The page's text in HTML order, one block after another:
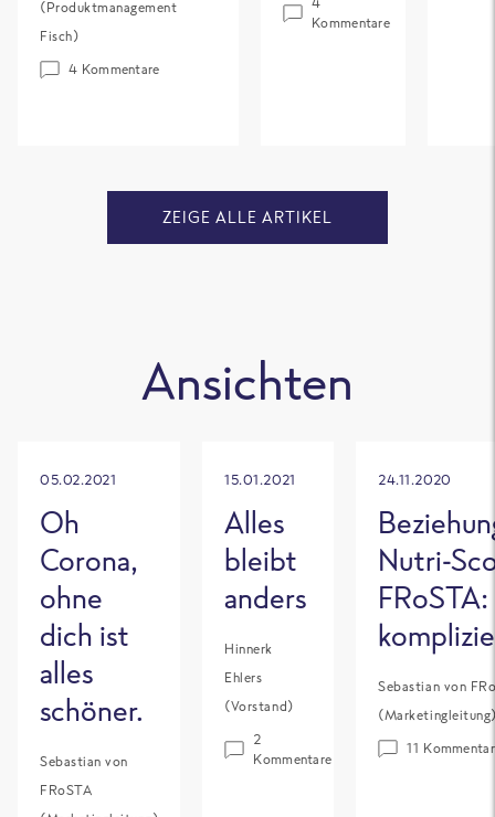
(Produktmanagement
Fisch)
4 Kommentare
Kommentare
ZEIGE ALLE ARTIKEL
Ansichten
05.02.2021
Oh
Corona,
ohne
dich ist
alles
schöner.
Sebastian von
FRoSTA
15.01.2021
Alles
bleibt
anders
Hinnerk
Ehlers
(Vorstand)
2
Kommentare
24.11.2020
Nutri-
Sebastian von
11